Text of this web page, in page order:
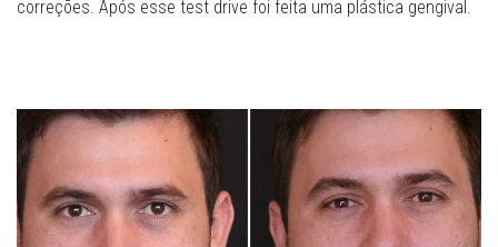
correções. Após esse test drive foi feita uma plástica gengival.